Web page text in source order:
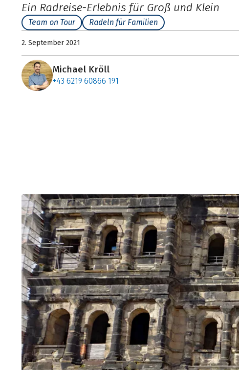
Ein Radreise-Erlebnis für Groß und Klein
Team on Tour Radeln für Familien
2. September 2021
Michael Kröll
+43 6219 60866 191